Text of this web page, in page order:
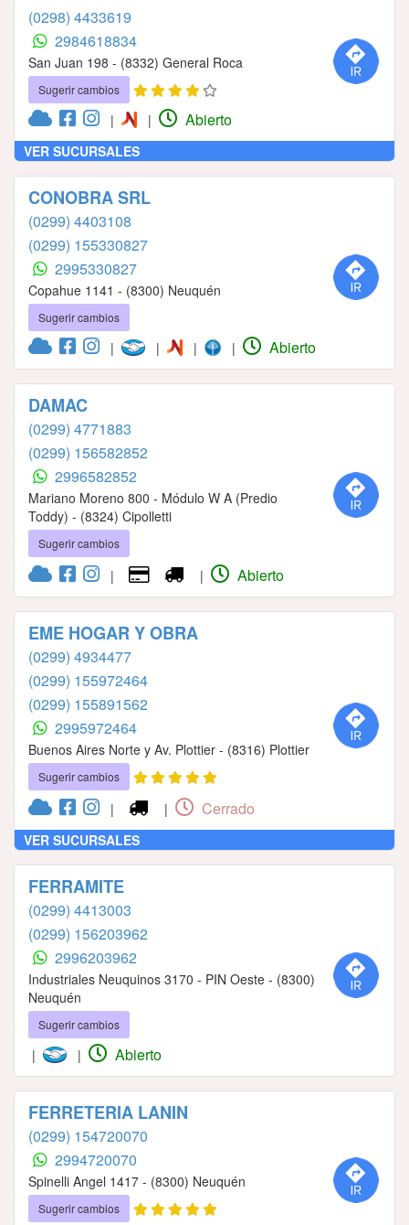
(0298) 4433619
2984618834
San Juan 198 - (8332) General Roca
Sugerir cambios
| | Abierto
VER SUCURSALES
CONOBRA SRL
(0299) 4403108
(0299) 155330827
2995330827
Copahue 1141 - (8300) Neuquén
Sugerir cambios
| | | | Abierto
DAMAC
(0299) 4771883
(0299) 156582852
2996582852
Mariano Moreno 800 - Módulo W A (Predio
Toddy) - (8324) Cipolletti
Sugerir cambios
| | Abierto
EME HOGAR Y OBRA
(0299) 4934477
(0299) 155972464
(0299) 155891562
2995972464
Buenos Aires Norte y Av. Plottier - (8316) Plottier
Sugerir cambios
| | Cerrado
VER SUCURSALES
FERRAMITE
(0299) 4413003
(0299) 156203962
2996203962
Industriales Neuquinos 3170 - PIN Oeste - (8300)
Neuquén
Sugerir cambios
| | Abierto
FERRETERIA LANIN
(0299) 154720070
2994720070
Spinelli Angel 1417 - (8300) Neuquén
Sugerir cambios